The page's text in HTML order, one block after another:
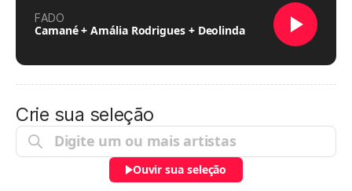
FADO
Camané + Amália Rodrigues + Deolinda
Crie sua seleção
Ouvir sua seleção